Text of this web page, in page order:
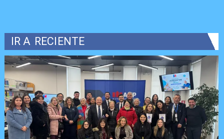
IR A RECIENTE